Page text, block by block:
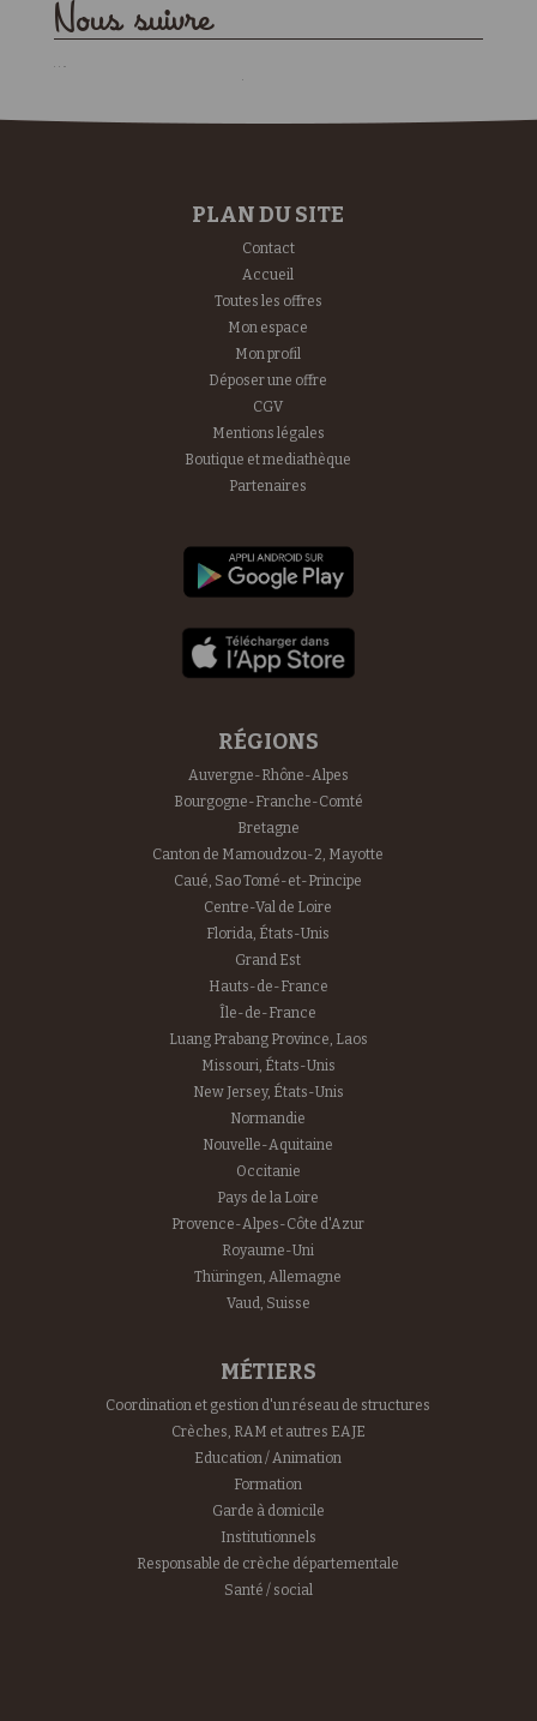
Nous suivre
PLAN DU SITE
Contact
Accueil
Toutes les offres
Mon espace
Mon profil
Déposer une offre
CGV
Mentions légales
Boutique et mediathèque
Partenaires
RÉGIONS
Auvergne-Rhône-Alpes
Bourgogne-Franche-Comté
Bretagne
Canton de Mamoudzou-2, Mayotte
Caué, Sao Tomé-et-Principe
Centre-Val de Loire
Florida, États-Unis
Grand Est
Hauts-de-France
Île-de-France
Luang Prabang Province, Laos
Missouri, États-Unis
New Jersey, États-Unis
Normandie
Nouvelle-Aquitaine
Occitanie
Pays de la Loire
Provence-Alpes-Côte d'Azur
Royaume-Uni
Thüringen, Allemagne
Vaud, Suisse
MÉTIERS
Coordination et gestion d'un réseau de structures
Crèches, RAM et autres EAJE
Education / Animation
Formation
Garde à domicile
Institutionnels
Responsable de crèche départementale
Santé / social